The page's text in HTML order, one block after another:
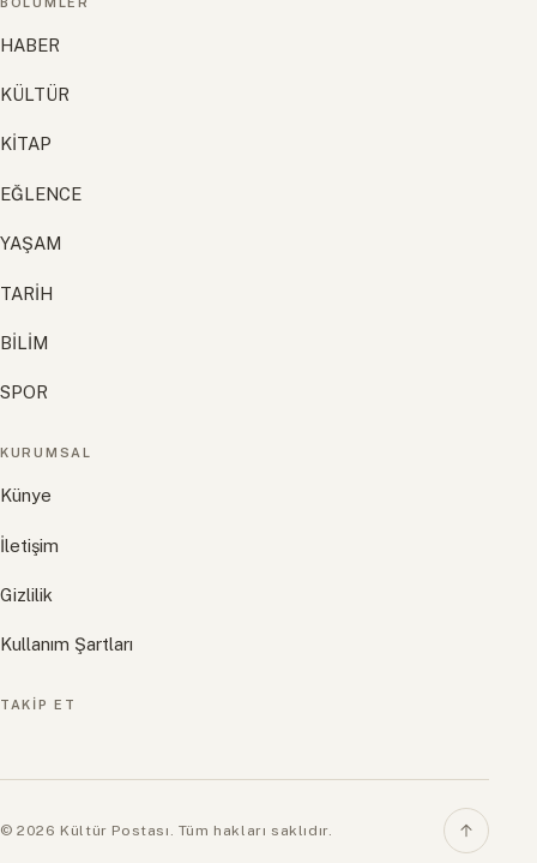
HABER
KÜLTÜR
KİTAP
EĞLENCE
YAŞAM
TARİH
BİLİM
SPOR
KURUMSAL
Künye
İletişim
Gizlilik
Kullanım Şartları
TAKIP ET
© 2026 Kültür Postası. Tüm hakları saklıdır.